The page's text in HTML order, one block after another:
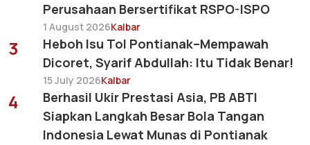
Perusahaan Bersertifikat RSPO-ISPO
1 August 2026Kalbar
3
Heboh Isu Tol Pontianak–Mempawah
Dicoret, Syarif Abdullah: Itu Tidak Benar!
15 July 2026Kalbar
4
Berhasil Ukir Prestasi Asia, PB ABTI
Siapkan Langkah Besar Bola Tangan
Indonesia Lewat Munas di Pontianak